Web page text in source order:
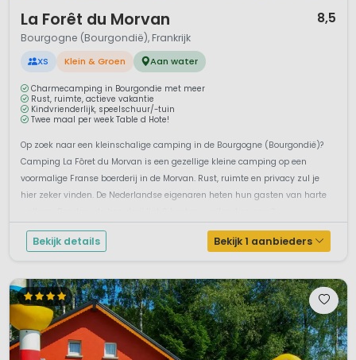
La Forêt du Morvan 8,5
Bourgogne (Bourgondië), Frankrijk
XS Klein & Groen Aan water
Charmecamping in Bourgondie met meer
Rust, ruimte, actieve vakantie
Kindvrienderlijk, speelschuur/-tuin
Twee maal per week Table d Hote!
Op zoek naar een kleinschalige camping in de Bourgogne (Bourgondië)?
Camping La Fôret du Morvan is een gezellige kleine camping op een
voormalige Franse boerderij in de Morvan. Rust, ruimte en privacy zul je
hier zeker vinden. De Nederlandse eigenaren heten hun gasten van harte
Bekijk details Bekijk 1 aanbieders